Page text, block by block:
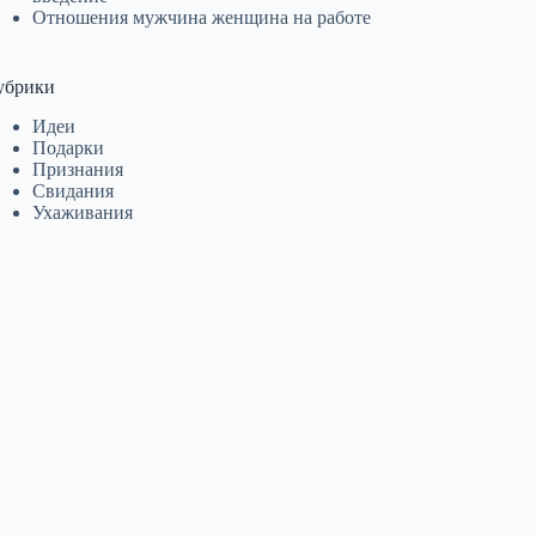
Отношения мужчина женщина на работе
Идеи
Подарки
Признания
Свидания
Ухаживания